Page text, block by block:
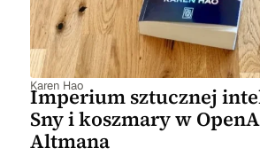
Karen Hao
Imperium sztucznej
Sny i koszmary w
Altmana